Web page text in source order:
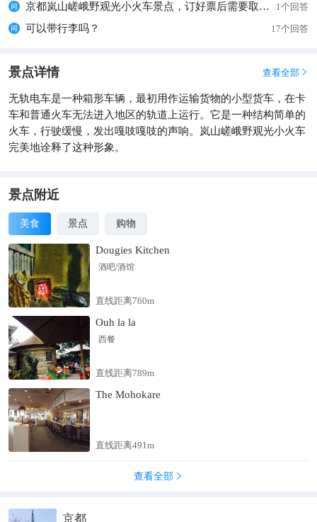
京都岚山嵯峨野观光小火车景点，订好票后需要取票吗 1个回答
可以带行李吗？ 17个回答
景点详情 查看全部 
无轨电车是一种箱形车辆，最初用作运输货物的小型货车，在卡
车和普通火车无法进入地区的轨道上运行。它是一种结构简单的
火车，行驶缓慢，发出嘎吱嘎吱的声响。岚山嵯峨野观光小火车
完美地诠释了这种形象。
景点附近
美食 景点 购物
Dougies Kitchen
酒吧/酒馆
直线距离760m
Ouh la la
西餐
直线距离789m
The Mohokare
直线距离491m
查看全部 
京都